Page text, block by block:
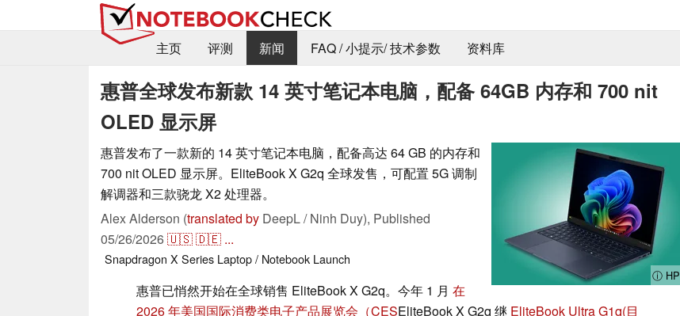
主页
评测 新闻 FAQ / 小提示/ 技术参数 资料库
惠普全球发布新款 14 英寸笔记本电脑，配备 64GB 内存和 700 nit
OLED 显示屏
ⓘ HP
惠普发布了一款新的 14 英寸笔记本电脑，配备高达 64 GB 的内存和
700 nit OLED 显示屏。EliteBook X G2q 全球发售，可配置 5G 调制
解调器和三款骁龙 X2 处理器。
Alex Alderson (translated by DeepL / Ninh Duy), Published
05/26/2026🇺🇸🇩🇪 ...
Snapdragon X Series Laptop / Notebook Launch
惠普已悄然开始在全球销售 EliteBook X G2q。今年 1 月 在
2026 年美国国际消费类电子产品展览会（CESEliteBook X G2q 继 EliteBook Ultra G1q(目